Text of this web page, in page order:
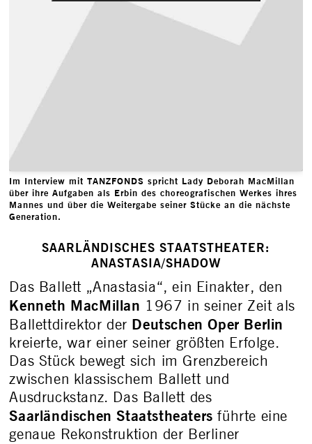
Im Interview mit TANZFONDS spricht Lady Deborah MacMillan
über ihre Aufgaben als Erbin des choreografischen Werkes ihres
Mannes und über die Weitergabe seiner Stücke an die nächste
Generation.
SAARLÄNDISCHES STAATSTHEATER:
ANASTASIA/­SHADOW
Das Ballett „Anastasia“, ein Einakter, den
Kenneth MacMillan 1967 in seiner Zeit als
Ballettdirektor der Deutschen Oper Berlin
kreierte, war einer seiner größten Erfolge.
Das Stück bewegt sich im Grenzbereich
zwischen klassischem Ballett und
Ausdruckstanz. Das Ballett des
Saarländischen Staatstheaters führte eine
genaue Rekonstruktion der Berliner